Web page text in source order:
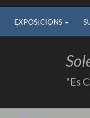
EXPOSICIONS
"Es